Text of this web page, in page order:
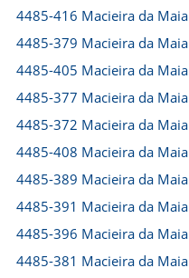
4485-416 Macieira da Maia
4485-379 Macieira da Maia
4485-405 Macieira da Maia
4485-377 Macieira da Maia
4485-372 Macieira da Maia
4485-408 Macieira da Maia
4485-389 Macieira da Maia
4485-391 Macieira da Maia
4485-396 Macieira da Maia
4485-381 Macieira da Maia